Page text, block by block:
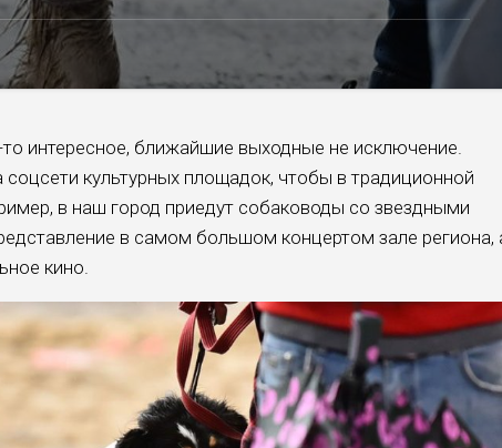
интересное, ближайшие выходные не исключение.
культурных площадок, чтобы в традиционной
в наш город приедут собаководы со звездными
в самом большом концертом зале региона,
кино.